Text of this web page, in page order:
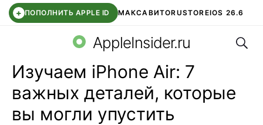
+ ПОПОЛНИТЬ APPLE ID МАКСАВИТОRUSTOREIOS 26.6
СБЕР КИДС ВТБ ОНЛАЙН ЧАТ В ROBLOX
AppleInsider.ru
Изучаем iPhone Air: 7
важных деталей, которые
вы могли упустить